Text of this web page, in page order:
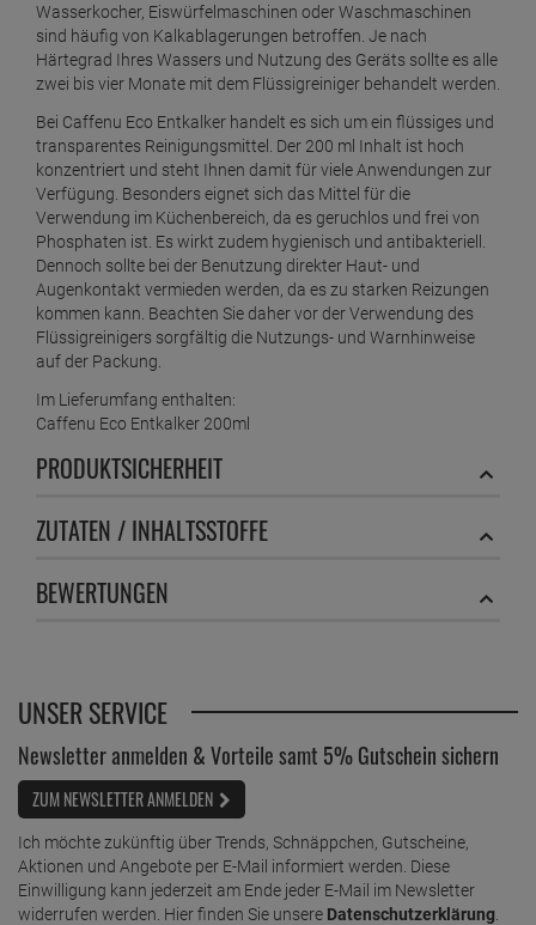
Wasserkocher, Eiswürfelmaschinen oder Waschmaschinen
sind häufig von Kalkablagerungen betroffen. Je nach
Härtegrad Ihres Wassers und Nutzung des Geräts sollte es alle
zwei bis vier Monate mit dem Flüssigreiniger behandelt werden.
Bei Caffenu Eco Entkalker handelt es sich um ein flüssiges und
transparentes Reinigungsmittel. Der 200 ml Inhalt ist hoch
konzentriert und steht Ihnen damit für viele Anwendungen zur
Verfügung. Besonders eignet sich das Mittel für die
Verwendung im Küchenbereich, da es geruchlos und frei von
Phosphaten ist. Es wirkt zudem hygienisch und antibakteriell.
Dennoch sollte bei der Benutzung direkter Haut- und
Augenkontakt vermieden werden, da es zu starken Reizungen
kommen kann. Beachten Sie daher vor der Verwendung des
Flüssigreinigers sorgfältig die Nutzungs- und Warnhinweise
auf der Packung.
Im Lieferumfang enthalten:
Caffenu Eco Entkalker 200ml
PRODUKTSICHERHEIT
ZUTATEN / INHALTSSTOFFE
BEWERTUNGEN
UNSER SERVICE
Newsletter anmelden & Vorteile samt 5% Gutschein sichern
ZUM NEWSLETTER ANMELDEN
Ich möchte zukünftig über Trends, Schnäppchen, Gutscheine,
Aktionen und Angebote per E-Mail informiert werden. Diese
Einwilligung kann jederzeit am Ende jeder E-Mail im Newsletter
widerrufen werden. Hier finden Sie unsere Datenschutzerklärung